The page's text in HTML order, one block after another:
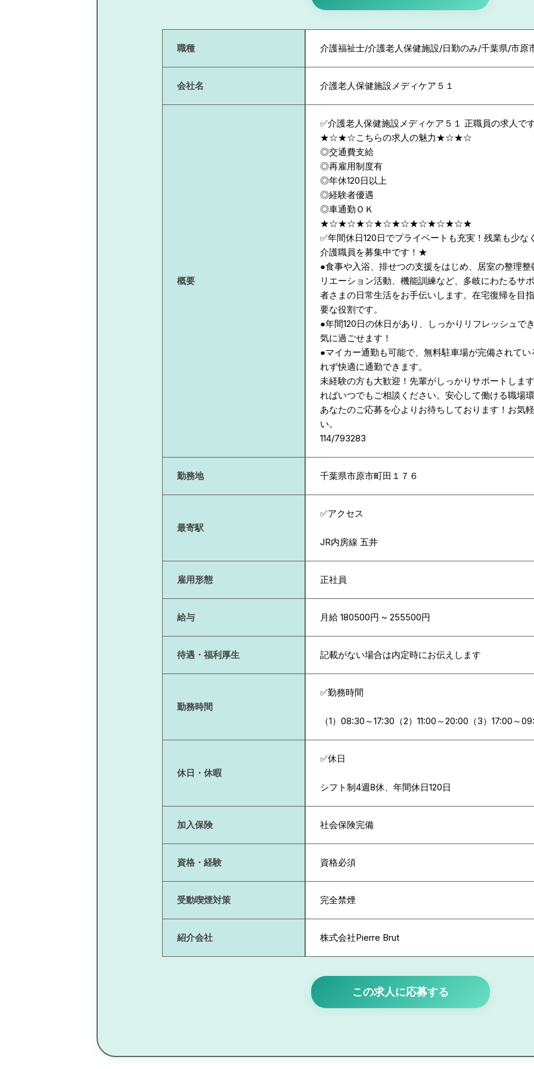
職種 介護福祉士/介護老人保健施設/日勤のみ/千葉県/市原
会社名 介護老人保健施設メディケア５１
概要
✅介護老人保健施設メディケア５１ 正職員の求人で
★☆★☆こちらの求人の魅力★☆★☆
◎交通費支給
◎再雇用制度有
◎年休120日以上
◎経験者優遇
◎車通勤ＯＫ
★☆★☆★☆★☆★☆★☆★☆★☆★
✅年間休日120日でプライベートも充実！残業も少な
介護職員を募集中です！★
●食事や入浴、排せつの支援をはじめ、居室の整理
リエーション活動、機能訓練など、多岐にわたるサ
者さまの日常生活をお手伝いします。在宅復帰を目
要な役割です。
●年間120日の休日があり、しっかりリフレッシュで
気に過ごせます！
●マイカー通勤も可能で、無料駐車場が完備されて
れず快適に通勤できます。
未経験の方も大歓迎！先輩がしっかりサポートしま
ればいつでもご相談ください。安心して働ける職場
あなたのご応募を心よりお待ちしております！お気
い。
114/793283
勤務地 千葉県市原市町田１７６
最寄駅
✅アクセス
JR内房線 五井
雇用形態 正社員
給与 月給 180500円 ~ 255500円
待遇・福利厚生 記載がない場合は内定時にお伝えします
勤務時間
✅勤務時間
（1）08:30～17:30（2）11:00～20:00（3）17:00～
休日・休暇
✅休日
シフト制4週8休、年間休日120日
加入保険 社会保険完備
資格・経験 資格必須
受動喫煙対策 完全禁煙
紹介会社 株式会社Pierre Brut
この求人に応募する